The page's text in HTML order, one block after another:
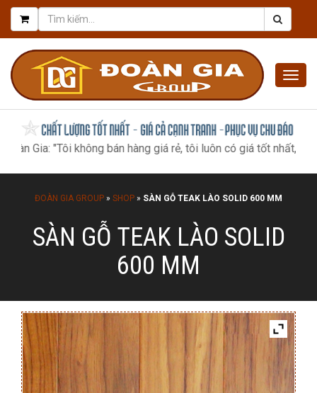
"Tôi không bán hàng giá rẻ, tôi luôn có giá tốt nhất, như một
ĐOÀN GIA GROUP » SHOP » SÀN GỖ TEAK LÀO SOLID 600 MM
SÀN GỖ TEAK LÀO SOLID
600 MM